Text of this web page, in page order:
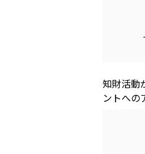
知財活動
ントへの